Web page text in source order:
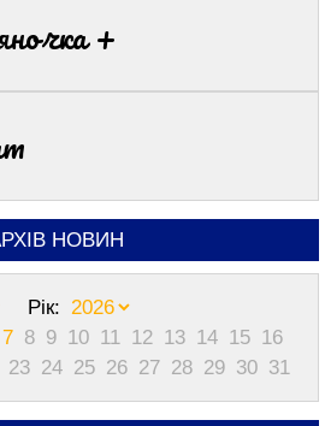
+
НОВИН
Рік:
7 8 9 10 11 12 13 14 15 16
23 24 25 26 27 28 29 30 31